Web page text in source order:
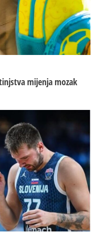
mijenja mozak